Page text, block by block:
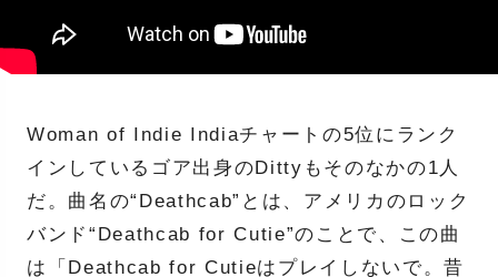
Woman of Indie Indiaチャートの5位にランク
インしているゴア出身のDittyもそのなかの1人
だ。曲名の“Deathcab”とは、アメリカのロック
バンド“Deathcab for Cutie”のことで、この曲
は「Deathcab for Cutieはプレイしないで。昔